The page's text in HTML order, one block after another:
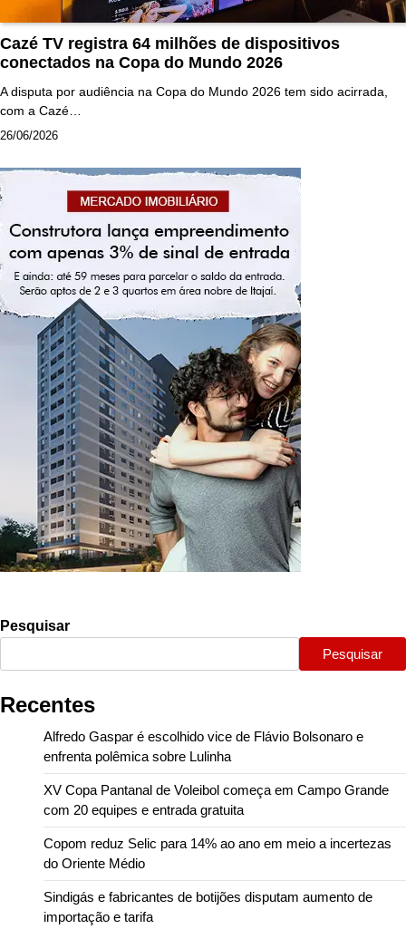
Cazé TV registra 64 milhões de dispositivos
conectados na Copa do Mundo 2026
A disputa por audiência na Copa do Mundo 2026 tem sido acirrada,
com a Cazé…
26/06/2026
Pesquisar
Pesquisar
Recentes
Alfredo Gaspar é escolhido vice de Flávio Bolsonaro e
enfrenta polêmica sobre Lulinha
XV Copa Pantanal de Voleibol começa em Campo Grande
com 20 equipes e entrada gratuita
Copom reduz Selic para 14% ao ano em meio a incertezas
do Oriente Médio
Sindigás e fabricantes de botijões disputam aumento de
importação e tarifa